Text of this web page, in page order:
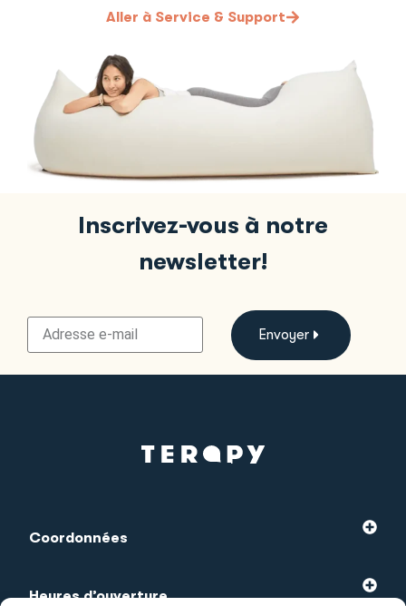
Aller à Service & Support
Inscrivez-vous à notre
newsletter!
Envoyer
Coordonnées
Heures d’ouverture